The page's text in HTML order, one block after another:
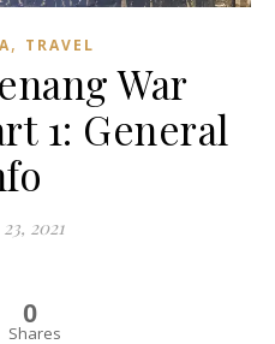
, TRAVEL
War
1: General
2021
0
Shares